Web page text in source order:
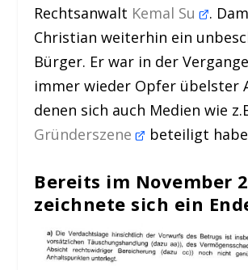
Rechtsanwalt Kemal Su .
Christian weiterhin ein
Bürger. Er war in der
immer wieder Opfer übelster
denen sich auch Medien wie
Gründerszene
beteiligt
Bereits im November
zeichnete sich ein